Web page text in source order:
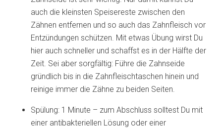
auch die kleinsten Speisereste zwischen den
Zähnen entfernen und so auch das Zahnfleisch vor
Entzündungen schützen. Mit etwas Übung wirst Du
hier auch schneller und schaffst es in der Hälfte der
Zeit. Sei aber sorgfältig: Führe die Zahnseide
gründlich bis in die Zahnfleischtaschen hinein und
reinige immer die Zähne zu beiden Seiten.
Spülung: 1 Minute – zum Abschluss solltest Du mit
einer antibakteriellen Lösung oder einer